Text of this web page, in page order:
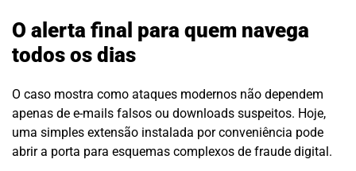
O alerta final para quem navega
todos os dias
O caso mostra como ataques modernos não dependem
apenas de e-mails falsos ou downloads suspeitos. Hoje,
uma simples extensão instalada por conveniência pode
abrir a porta para esquemas complexos de fraude digital.